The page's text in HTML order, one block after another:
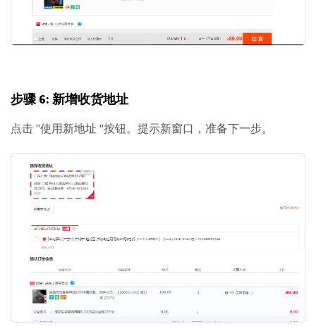
步骤 6: 新增收货地址
点击 "使用新地址 "按钮。提示新窗口，准备下一步。